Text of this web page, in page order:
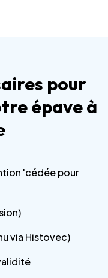
pour
épave à
'cédée pour
via Histovec)